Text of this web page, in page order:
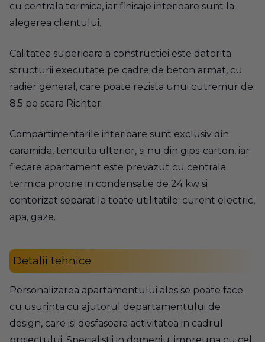
cu centrala termica, iar finisaje interioare sunt la
alegerea clientului.
Calitatea superioara a constructiei este datorita
structurii executate pe cadre de beton armat, cu
radier general, care poate rezista unui cutremur de
8,5 pe scara Richter.
Compartimentarile interioare sunt exclusiv din
caramida, tencuita ulterior, si nu din gips-carton, iar
fiecare apartament este prevazut cu centrala
termica proprie in condensatie de 24 kw si
contorizat separat la toate utilitatile: curent electric,
apa, gaze.
Detalii tehnice
Personalizarea apartamentului ales se poate face
cu usurinta cu ajutorul departamentului de
design, care isi desfasoara activitatea in cadrul